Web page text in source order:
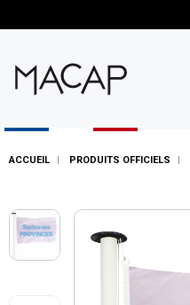
ACCUEIL PRODUITS OFFICIELS